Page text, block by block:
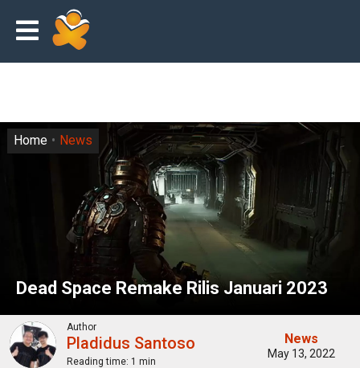
Dead Space Remake Rilis Januari 2023
Home News
Author
Pladidus Santoso
Reading time: 1 min
News
May 13, 2022